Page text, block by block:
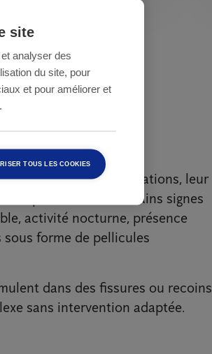
de
dégâts dans les habitations, leur
temps. Toutefois, certains signes
activité nocturne, présence
forme de pellicules
dans des fissures ou recoins
sans intervention adaptée.
site
analyser des
du site, pour
et pour améliorer et
TOUS LES COOKIES